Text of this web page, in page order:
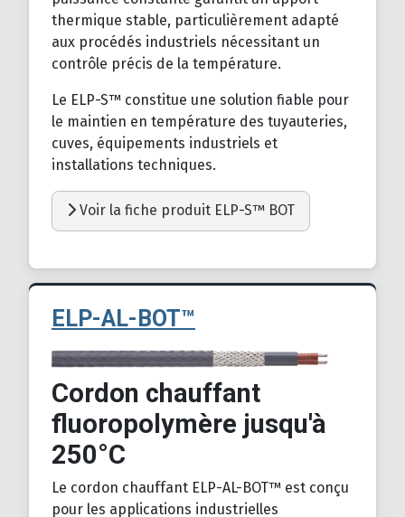
thermique stable, particulièrement adapté
aux procédés industriels nécessitant un
contrôle précis de la température.
Le ELP-S™ constitue une solution fiable pour
le maintien en température des tuyauteries,
cuves, équipements industriels et
installations techniques.
Voir la fiche produit ELP-S™ BOT
ELP-AL-BOT™
Détails
Cordon chauffant
fluoropolymère jusqu'à
250°C
Le cordon chauffant ELP-AL-BOT™ est conçu
pour les applications industrielles